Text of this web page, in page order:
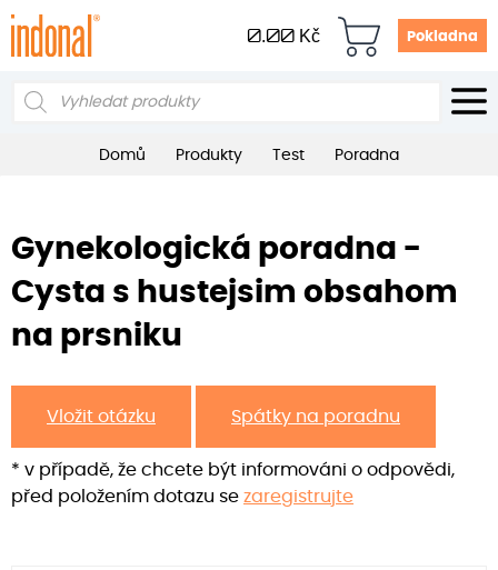
0.00 Kč Pokladna
Products
Domů Produkty Test Poradna
Gynekologická poradna -
Cysta s hustejsim obsahom
na prsniku
Vložit otázku Spátky na poradnu
* v případě, že chcete být informováni o odpovědi,
před položením dotazu se zaregistrujte